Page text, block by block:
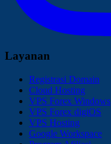
Layanan
Registrasi Domain
Cloud Hosting
VPS Forex Windows
VPS Forex digiOS
VPS Hosting
Google Workspace